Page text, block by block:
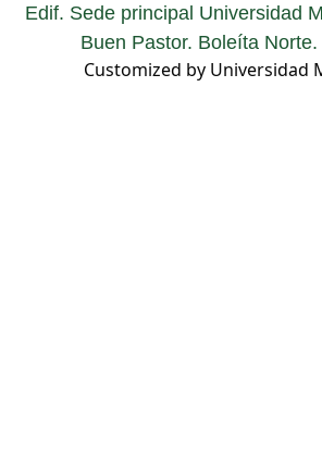
Edif. Sede principal Universidad
Buen Pastor. Boleíta
Customized by Universidad